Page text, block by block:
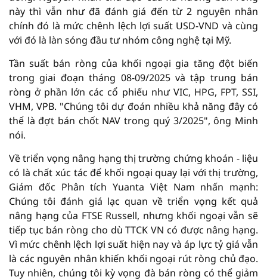
này thì vẫn như đã đánh giá đến từ 2 nguyên nhân
chính đó là mức chênh lệch lợi suất USD-VND và cùng
với đó là làn sóng đầu tư nhóm công nghệ tại Mỹ.
Tần suất bán ròng của khối ngoại gia tăng đột biến
trong giai đoạn tháng 08-09/2025 và tập trung bán
ròng ở phần lớn các cổ phiếu như VIC, HPG, FPT, SSI,
VHM, VPB. "Chúng tôi dự đoán nhiều khả năng đây có
thể là đợt bán chốt NAV trong quý 3/2025", ông Minh
nói.
Về triển vọng nâng hạng thị trường chứng khoán - liệu
có là chất xúc tác để khối ngoại quay lại với thị trường,
Giám đốc Phân tích Yuanta Việt Nam nhấn mạnh:
Chúng tôi đánh giá lạc quan về triển vọng kết quả
nâng hạng của FTSE Russell, nhưng khối ngoại vẫn sẽ
tiếp tục bán ròng cho dù TTCK VN có được nâng hạng.
Vì mức chênh lệch lợi suất hiện nay và áp lực tỷ giá vẫn
là các nguyên nhân khiến khối ngoại rút ròng chủ đạo.
Tuy nhiên, chúng tôi kỳ vọng đà bán ròng có thể giảm